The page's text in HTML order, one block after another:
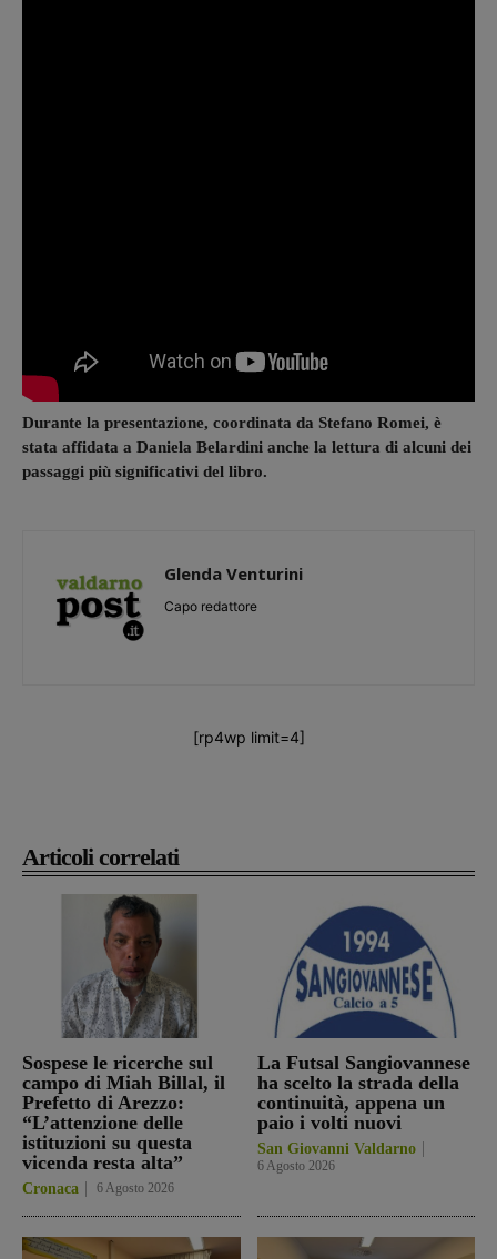
Articoli correlati
Sospese le ricerche sul
campo di Miah Billal, il
Prefetto di Arezzo:
“L’attenzione delle
istituzioni su questa
vicenda resta alta”
Cronaca 6 Agosto 2026
La Futsal Sangiovannese
ha scelto la strada della
continuità, appena un
paio i volti nuovi
San Giovanni Valdarno
6 Agosto 2026
Durante la presentazione, coordinata da Stefano Romei, è
stata affidata a Daniela Belardini anche la lettura di alcuni dei
passaggi più significativi del libro.
Glenda Venturini
Capo redattore
[rp4wp limit=4]